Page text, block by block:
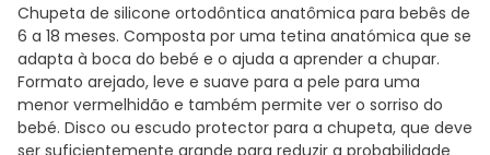
Chupeta de silicone ortodôntica anatômica para bebês de
6 a 18 meses. Composta por uma tetina anatómica que se
adapta à boca do bebé e o ajuda a aprender a chupar.
Formato arejado, leve e suave para a pele para uma
menor vermelhidão e também permite ver o sorriso do
bebé. Disco ou escudo protector para a chupeta, que deve
ser suficientemente grande para reduzir a probabilidade